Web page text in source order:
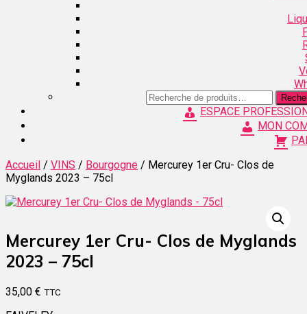
Recherche
pour :
ESPACE
MON
Accueil / VINS / Bourgogne / Mercurey 1er Cru- Clos de
Myglands 2023 – 75cl
Mercurey 1er Cru- Clos de Myglands
2023 – 75cl
35,00 € TTC